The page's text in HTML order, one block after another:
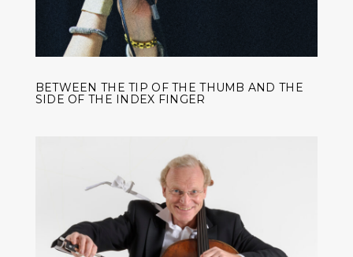
BETWEEN THE TIP OF THE THUMB AND THE
SIDE OF THE INDEX FINGER